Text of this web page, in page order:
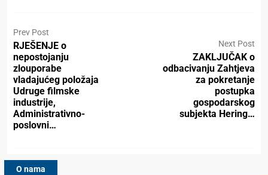
Prev Post
RJEŠENJE o
nepostojanju
zlouporabe
vladajućeg položaja
Udruge filmske
industrije,
Administrativno-
poslovni…
Next Post
ZAKLJUČAK o
odbacivanju Zahtjeva
za pokretanje
postupka
gospodarskog
subjekta Hering…
O nama